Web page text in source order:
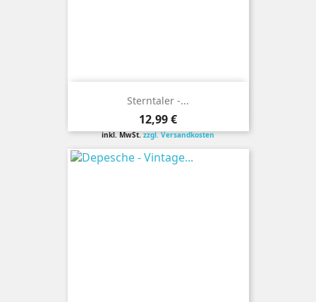
Sterntaler -...
Preis
12,99 €
inkl. MwSt.zzgl. Versandkosten